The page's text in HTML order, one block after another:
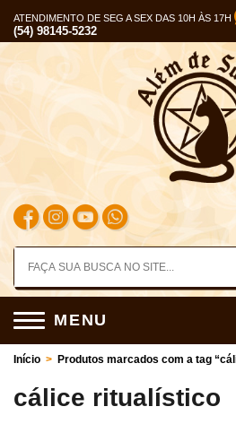
ATENDIMENTO DE SEG A SEX DAS 10H ÀS 17H
(54) 98145-5232
MENU
Início > Produtos marcados com a tag
cálice ritualístico